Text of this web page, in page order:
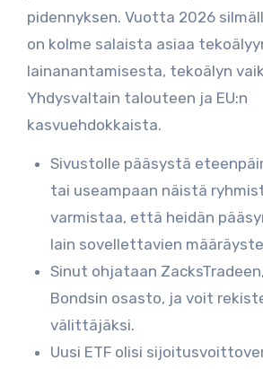
pidennyksen. Vuotta 2026
on kolme salaista asiaa
lainanantamisesta, tekoälyn
Yhdysvaltain talouteen ja EU:n
kasvuehdokkaista.
Sivustolle pääsystä
tai useampaan näistä
varmistaa, että heidän
lain sovellettavien
Sinut ohjataan
Bondsin osasto, ja voit
välittäjäksi.
Uusi ETF olisi